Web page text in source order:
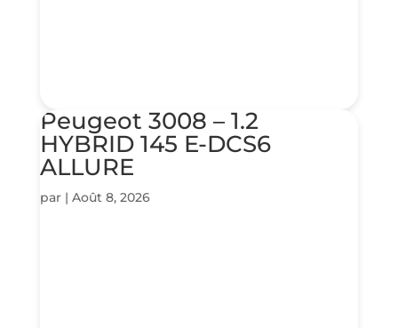
Peugeot 3008 – 1.2
HYBRID 145 E-DCS6
ALLURE
par | Août 8, 2026